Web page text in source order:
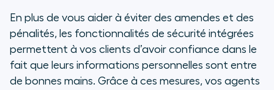
En plus de vous aider à éviter des amendes et des
pénalités, les fonctionnalités de sécurité intégrées
permettent à vos clients d’avoir confiance dans le
fait que leurs informations personnelles sont entre
de bonnes mains. Grâce à ces mesures, vos agents